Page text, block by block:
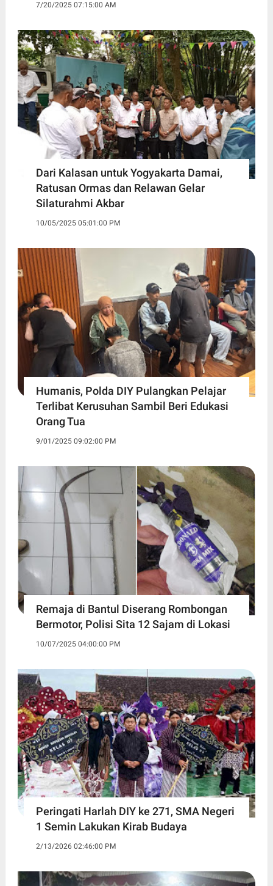
7/20/2025 07:15:00 AM
Dari Kalasan untuk Yogyakarta Damai,
Ratusan Ormas dan Relawan Gelar
Silaturahmi Akbar
10/05/2025 05:01:00 PM
Humanis, Polda DIY Pulangkan Pelajar
Terlibat Kerusuhan Sambil Beri Edukasi
Orang Tua
9/01/2025 09:02:00 PM
Remaja di Bantul Diserang Rombongan
Bermotor, Polisi Sita 12 Sajam di Lokasi
10/07/2025 04:00:00 PM
Peringati Harlah DIY ke 271, SMA Negeri
1 Semin Lakukan Kirab Budaya ‎
2/13/2026 02:46:00 PM